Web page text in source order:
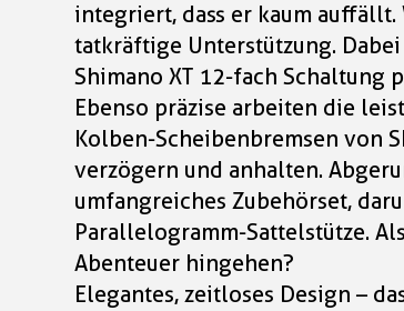
integriert, dass er kaum
tatkräftige Unterstützung.
Shimano XT 12-fach Schaltung
Ebenso präzise arbeiten die
Kolben-Scheibenbremsen von
verzögern und anhalten.
umfangreiches Zubehörset,
Parallelogramm-Sattelstütze.
Abenteuer hingehen?
Elegantes, zeitloses Design –